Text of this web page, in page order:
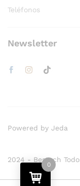
Teléfonos
Newsletter
2024 - Bestech
Powered by Jeda
0